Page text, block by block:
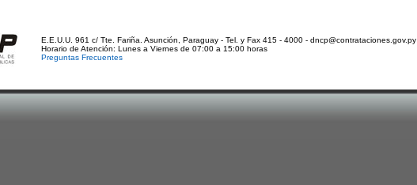
E.E.U.U. 961 c/ Tte. Fariña. Asunción, Paraguay - Tel. y Fax 415 - 4000 - dncp@contrataciones.gov.py
Horario de Atención: Lunes a Viernes de 07:00 a 15:00 horas
Preguntas Frecuentes